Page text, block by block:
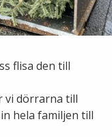
flisa den till
vi dörrarna till
hela familjen till